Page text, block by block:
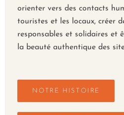
orienter vers des contacts
touristes et les locaux, créer
responsables et solidaires et
la beauté authentique des
NOTRE HISTOIRE